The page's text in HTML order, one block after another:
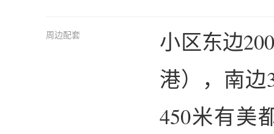
周边配套
小区东边
港），南边
450米有美